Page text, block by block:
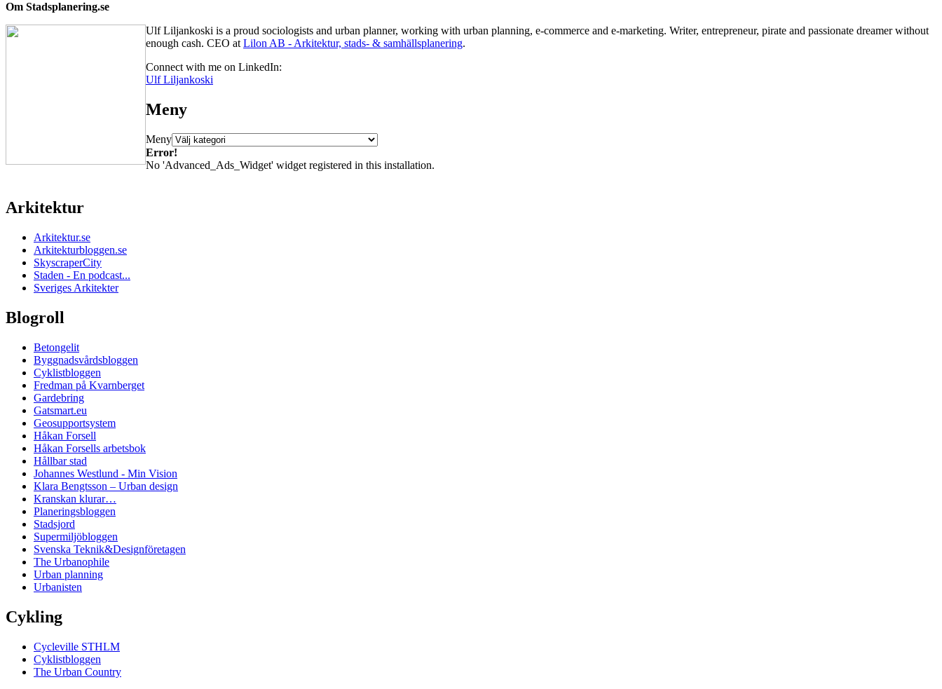
Om Stadsplanering.se
Ulf Liljankoski is a proud sociologists and urban planner, working with urban planning, e-commerce and e-marketing. Writer, entrepreneur, pirate and passionate dreamer without
enough cash. CEO at Lilon AB - Arkitektur, stads- & samhällsplanering.
Connect with me on LinkedIn:
Ulf Liljankoski
Meny
Meny
Error!
No 'Advanced_Ads_Widget' widget registered in this installation.
Arkitektur
Arkitektur.se
Arkitekturbloggen.se
SkyscraperCity
Staden - En podcast...
Sveriges Arkitekter
Blogroll
Betongelit
Byggnadsvårdsbloggen
Cyklistbloggen
Fredman på Kvarnberget
Gardebring
Gatsmart.eu
Geosupportsystem
Håkan Forsell
Håkan Forsells arbetsbok
Hållbar stad
Johannes Westlund - Min Vision
Klara Bengtsson – Urban design
Kranskan klurar…
Planeringsbloggen
Stadsjord
Supermiljöbloggen
Svenska Teknik&Designföretagen
The Urbanophile
Urban planning
Urbanisten
Cykling
Cycleville STHLM
Cyklistbloggen
The Urban Country